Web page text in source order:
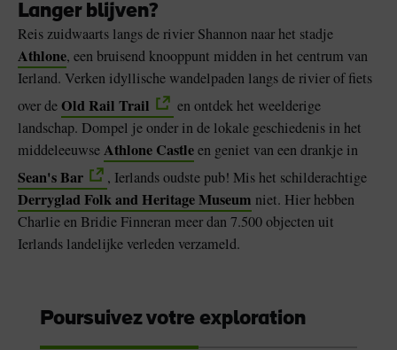
Langer blijven?
Reis zuidwaarts langs de rivier Shannon naar het stadje
Athlone, een bruisend knooppunt midden in het centrum van
Ierland. Verken idyllische wandelpaden langs de rivier of fiets
over deOld Rail Trail
en ontdek het weelderige
landschap. Dompel je onder in de lokale geschiedenis in het
middeleeuwseAthlone Castleen geniet van een drankje in
Sean's Bar , Ierlands oudste pub! Mis het schilderachtige
Derryglad Folk and Heritage Museum niet. Hier hebben
Charlie en Bridie Finneran meer dan 7.500 objecten uit
Ierlands landelijke verleden verzameld.
Poursuivez votre exploration